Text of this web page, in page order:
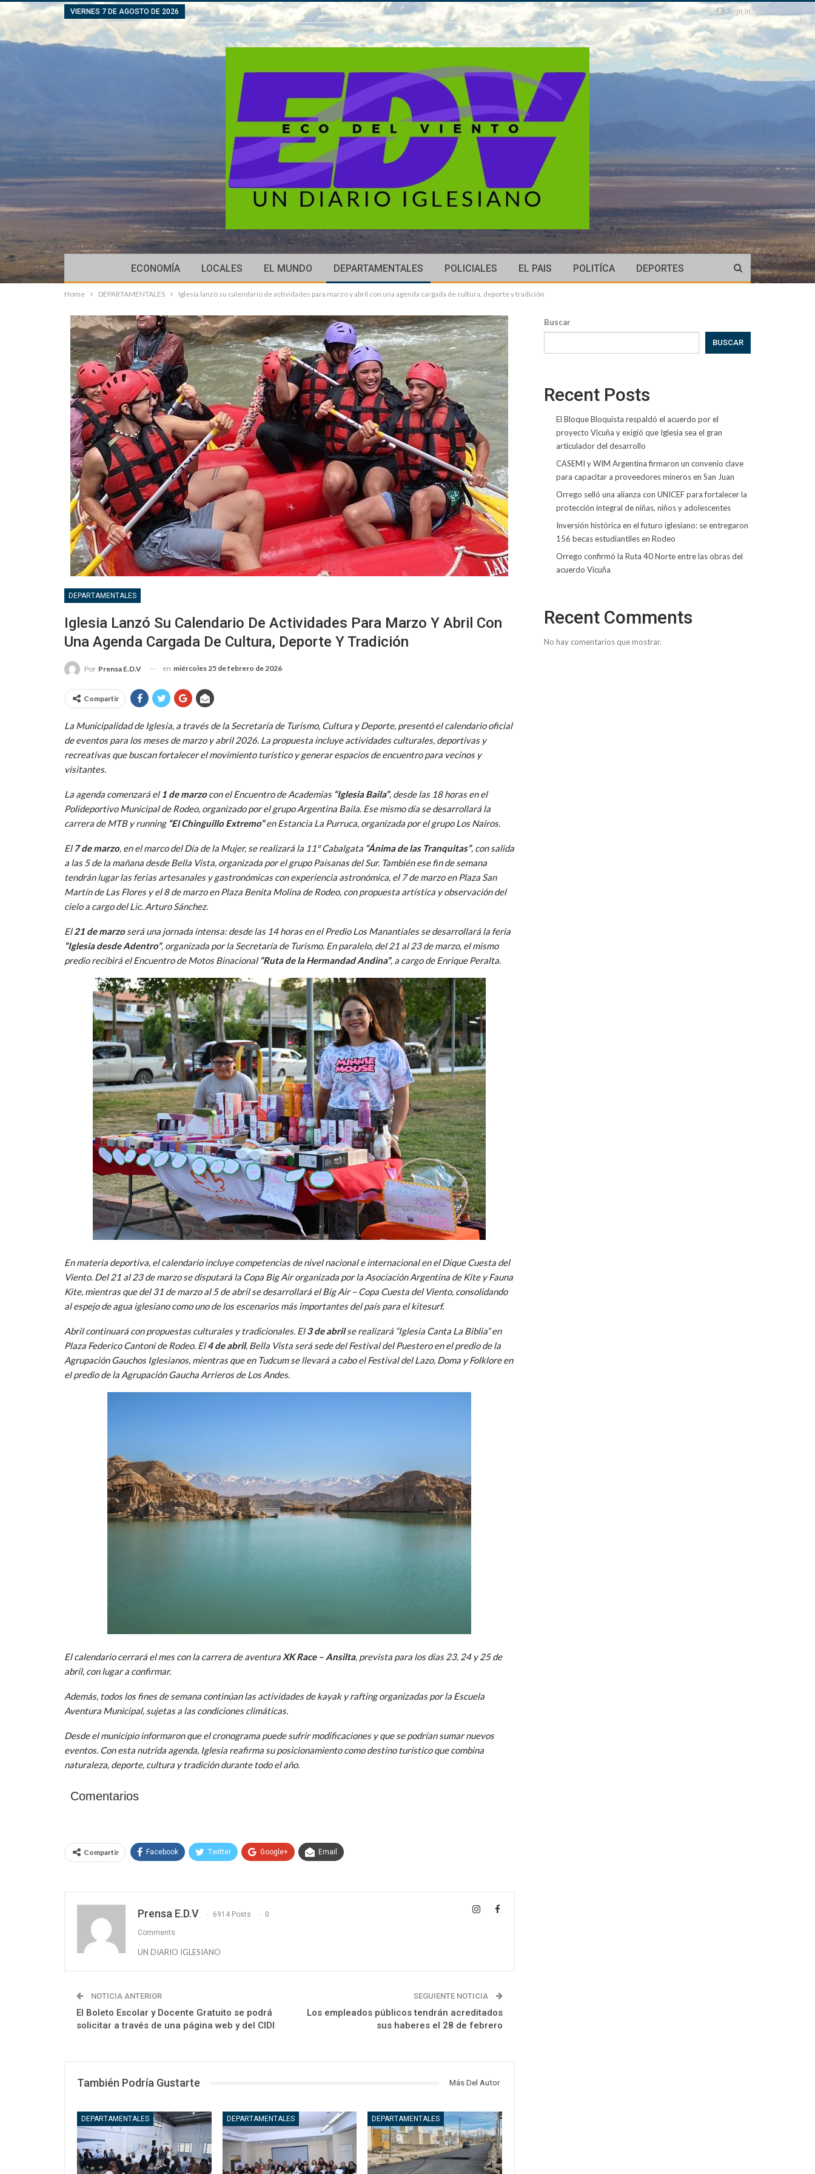
Sign In
VIERNES 7 DE AGOSTO DE 2026
ECONOMÍA LOCALES EL MUNDO DEPARTAMENTALES POLICIALES EL PAIS POLITÍCA DEPORTES
Home DEPARTAMENTALES Iglesia lanzó su calendario de actividades para marzo y abril con una agenda cargada de cultura, deporte y tradición
DEPARTAMENTALES
Iglesia Lanzó Su Calendario De Actividades Para Marzo Y Abril Con
Una Agenda Cargada De Cultura, Deporte Y Tradición
Por Prensa E.D.V en miércoles 25 de febrero de 2026
Compartir
La Municipalidad de Iglesia, a través de la Secretaría de Turismo, Cultura y Deporte, presentó el calendario oficial
de eventos para los meses de marzo y abril 2026. La propuesta incluye actividades culturales, deportivas y
recreativas que buscan fortalecer el movimiento turístico y generar espacios de encuentro para vecinos y
visitantes.
La agenda comenzará el1 de marzocon el Encuentro de Academias “Iglesia Baila”, desde las 18 horas en el
Polideportivo Municipal de Rodeo, organizado por el grupo Argentina Baila. Ese mismo día se desarrollará la
carrera de MTB y running “El Chinguillo Extremo”en Estancia La Purruca, organizada por el grupo Los Nairos.
El7 de marzo, en el marco del Día de la Mujer, se realizará la 11° Cabalgata “Ánima de las Tranquitas”, con salida
a las 5 de la mañana desde Bella Vista, organizada por el grupo Paisanas del Sur. También ese fin de semana
tendrán lugar las ferias artesanales y gastronómicas con experiencia astronómica, el 7 de marzo en Plaza San
Martín de Las Flores y el 8 de marzo en Plaza Benita Molina de Rodeo, con propuesta artística y observación del
cielo a cargo del Lic. Arturo Sánchez.
El21 de marzoserá una jornada intensa: desde las 14 horas en el Predio Los Manantiales se desarrollará la feria
“Iglesia desde Adentro”, organizada por la Secretaría de Turismo. En paralelo, del 21 al 23 de marzo, el mismo
predio recibirá el Encuentro de Motos Binacional “Ruta de la Hermandad Andina”, a cargo de Enrique Peralta.
En materia deportiva, el calendario incluye competencias de nivel nacional e internacional en el Dique Cuesta del
Viento. Del 21 al 23 de marzo se disputará la Copa Big Air organizada por la Asociación Argentina de Kite y Fauna
Kite, mientras que del 31 de marzo al 5 de abril se desarrollará el Big Air – Copa Cuesta del Viento, consolidando
al espejo de agua iglesiano como uno de los escenarios más importantes del país para el kitesurf.
Abril continuará con propuestas culturales y tradicionales. El3 de abrilse realizará “Iglesia Canta La Biblia” en
Plaza Federico Cantoni de Rodeo. El4 de abril, Bella Vista será sede del Festival del Puestero en el predio de la
Agrupación Gauchos Iglesianos, mientras que en Tudcum se llevará a cabo el Festival del Lazo, Doma y Folklore en
el predio de la Agrupación Gaucha Arrieros de Los Andes.
El calendario cerrará el mes con la carrera de aventura XK Race – Ansilta, prevista para los días 23, 24 y 25 de
abril, con lugar a confirmar.
Además, todos los fines de semana continúan las actividades de kayak y rafting organizadas por la Escuela
Aventura Municipal, sujetas a las condiciones climáticas.
Desde el municipio informaron que el cronograma puede sufrir modificaciones y que se podrían sumar nuevos
eventos. Con esta nutrida agenda, Iglesia reafirma su posicionamiento como destino turístico que combina
naturaleza, deporte, cultura y tradición durante todo el año.
Comentarios
Compartir Facebook Twitter Google+ Email
Prensa E.D.V 6914 Posts 0
Comments
UN DIARIO IGLESIANO
NOTICIA ANTERIOR
El Boleto Escolar y Docente Gratuito se podrá
solicitar a través de una página web y del CIDI
SEGUIENTE NOTICIA
Los empleados públicos tendrán acreditados
sus haberes el 28 de febrero
También Podría Gustarte Más Del Autor
DEPARTAMENTALES DEPARTAMENTALES DEPARTAMENTALES
Buscar
BUSCAR
Recent Posts
El Bloque Bloquista respaldó el acuerdo por el
proyecto Vicuña y exigió que Iglesia sea el gran
articulador del desarrollo
CASEMI y WIM Argentina firmaron un convenio clave
para capacitar a proveedores mineros en San Juan
Orrego selló una alianza con UNICEF para fortalecer la
protección integral de niñas, niños y adolescentes
Inversión histórica en el futuro iglesiano: se entregaron
156 becas estudiantiles en Rodeo
Orrego confirmó la Ruta 40 Norte entre las obras del
acuerdo Vicuña
Recent Comments
No hay comentarios que mostrar.